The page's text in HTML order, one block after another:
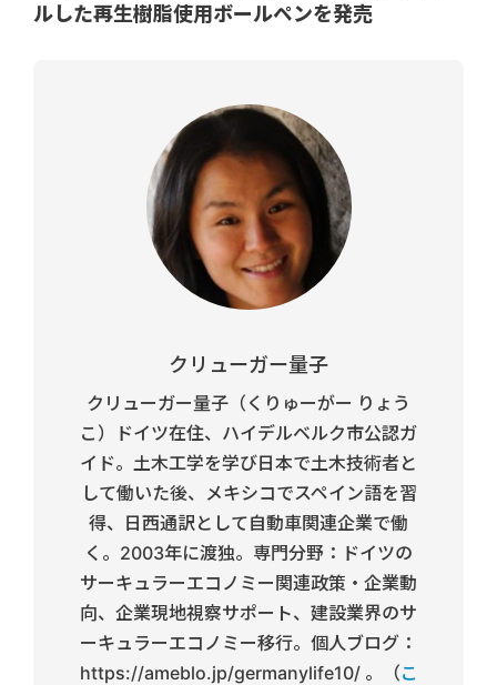
ルした再生樹脂使用ボールペンを発売
クリューガー量子
クリューガー量子（くりゅーがー りょう
こ）ドイツ在住、ハイデルベルク市公認ガ
イド。土木工学を学び日本で土木技術者と
して働いた後、メキシコでスペイン語を習
得、日西通訳として自動車関連企業で働
く。2003年に渡独。専門分野：ドイツの
サーキュラーエコノミー関連政策・企業動
向、企業現地視察サポート、建設業界のサ
ーキュラーエコノミー移行。個人ブログ：
https://ameblo.jp/germanylife10/ 。（こ